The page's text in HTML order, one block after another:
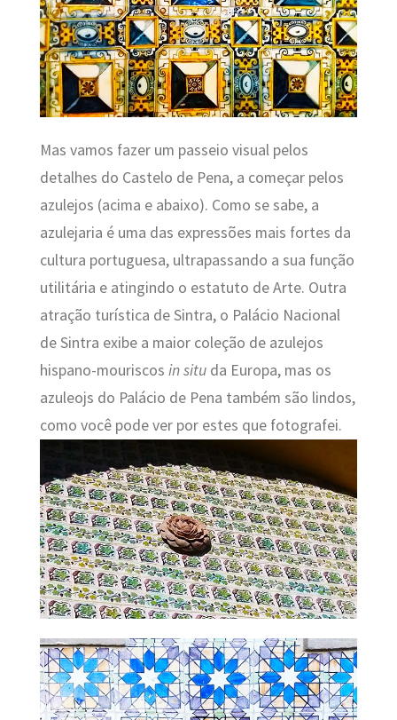
Mas vamos fazer um passeio visual pelos
detalhes do Castelo de Pena, a começar pelos
azulejos (acima e abaixo). Como se sabe, a
azulejaria é uma das expressões mais fortes da
cultura portuguesa, ultrapassando a sua função
utilitária e atingindo o estatuto de Arte. Outra
atração turística de Sintra, o Palácio Nacional
de Sintra exibe a maior coleção de azulejos
hispano-mouriscos in situda Europa, mas os
azuleojs do Palácio de Pena também são lindos,
como você pode ver por estes que fotografei.